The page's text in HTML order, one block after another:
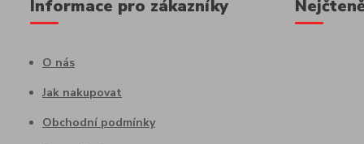
Informace pro zákazníky
O nás
Jak nakupovat
Obchodní podmínky